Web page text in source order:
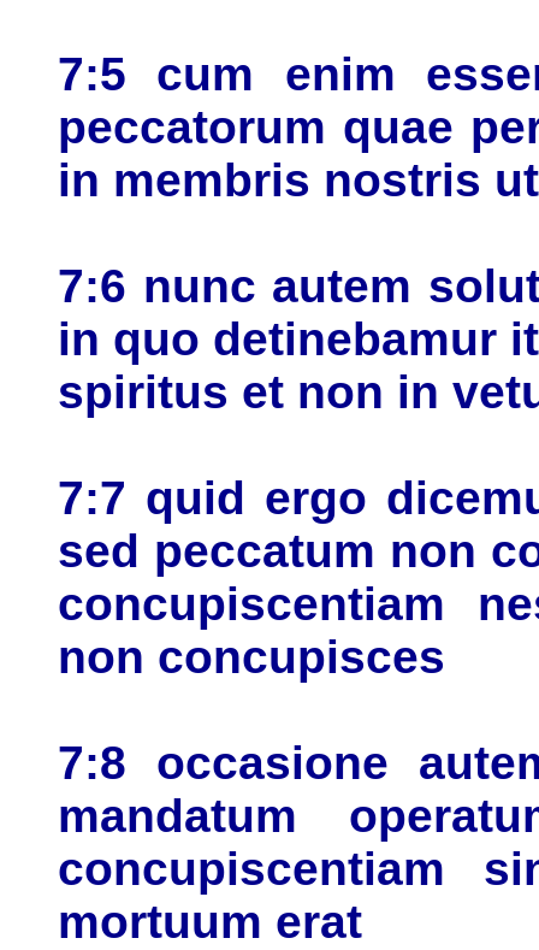
7:5 cum enim
peccatorum quae
in membris nostris
7:6 nunc autem
in quo detinebamur
spiritus et non in
7:7 quid ergo
sed peccatum non
concupiscentiam
non concupisces
7:8 occasione
mandatum
concupiscentiam
mortuum erat